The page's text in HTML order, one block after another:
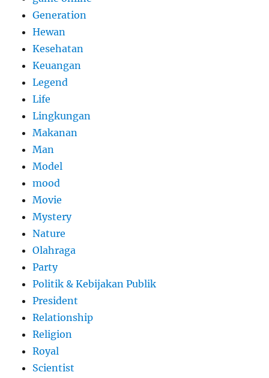
Generation
Hewan
Kesehatan
Keuangan
Legend
Life
Lingkungan
Makanan
Man
Model
mood
Movie
Mystery
Nature
Olahraga
Party
Politik & Kebijakan Publik
President
Relationship
Religion
Royal
Scientist